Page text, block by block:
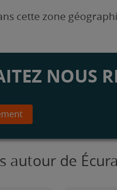
cette zone
NOUS
autour de